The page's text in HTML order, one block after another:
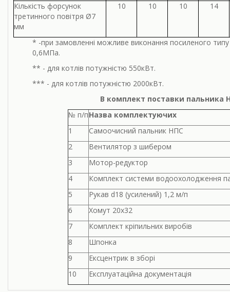
Кількість форсунок
третинного повітря Ø7
мм
10 10 10 14
* -при замовленні можливе виконання посиленого
0,6МПа.
** - для котлів потужністю 550кВт.
*** - для котлів потужністю 2000кВт.
В комплект поставки пальника
№ п/пНазва комплектуючих
1
Самоочисний пальник НПС
2
Вентилятор з шибером
3
Мотор-редуктор
4
Комплект системи водоохолодження
5
Рукав d18 (усилений) 1,2 м/п
6
Хомут 20х32
7
Комплект кріпильних виробів
8
Шпонка
9
Ексцентрик в зборі
10
Експлуатаційна документація